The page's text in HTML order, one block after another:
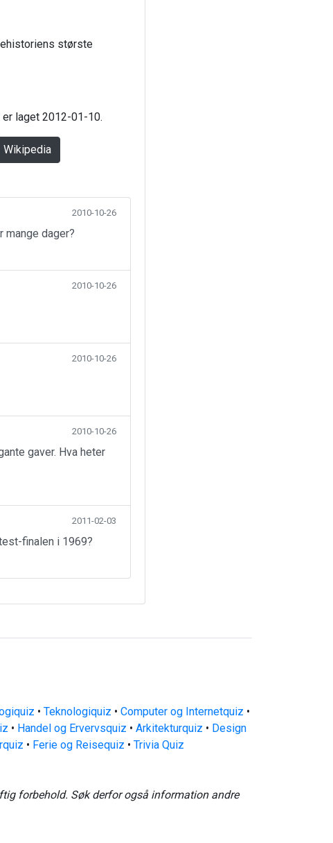
største
laget 2012-01-10.
Wikipedia
2010-10-26
mange dager?
2010-10-26
2010-10-26
2010-10-26
gaver. Hva heter
2011-02-03
finalen i 1969?
• Teknologiquiz • Computer og Internetquiz •
• Handel og Ervervsquiz • Arkitekturquiz • Design
• Ferie og Reisequiz • Trivia Quiz
forbehold. Søk derfor også information andre